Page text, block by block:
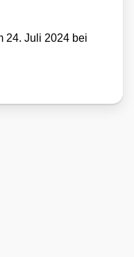
24. Juli 2024 bei